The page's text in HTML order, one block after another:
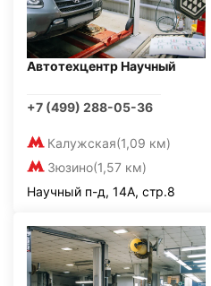
Автотехцентр Научный
+7 (499) 288-05-36
Калужская(1,09 км)
Зюзино(1,57 км)
Научный п-д, 14А, стр.8